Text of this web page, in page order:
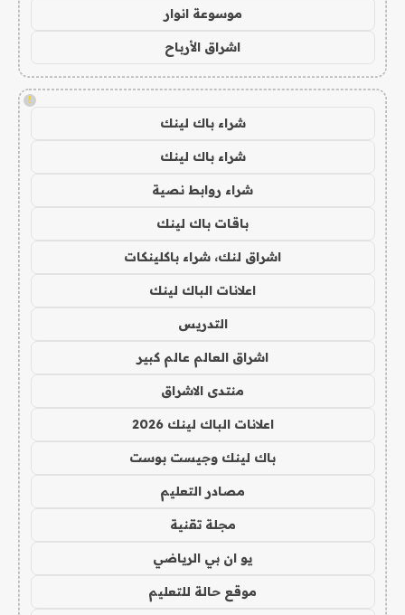
موسوعة انوار
اشراق الأرباح
!
شراء باك لينك
شراء باك لينك
شراء روابط نصية
باقات باك لينك
اشراق لنك، شراء باكلينكات
اعلانات الباك لينك
التدريس
اشراق العالم عالم كبير
منتدى الاشراق
اعلانات الباك لينك 2026
باك لينك وجيست بوست
مصادر التعليم
مجلة تقنية
يو ان بي الرياضي
موقع حالة للتعليم